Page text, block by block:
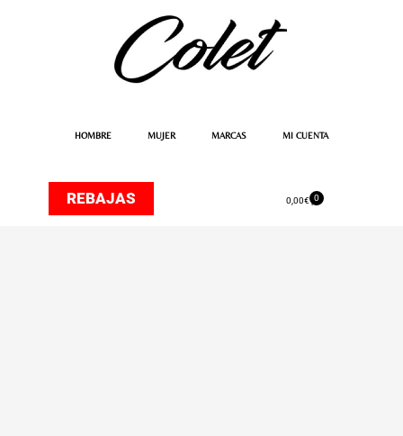
HOMBRE MUJER MARCAS MI CUENTA
REBAJAS 0,00€ 0
Carrito